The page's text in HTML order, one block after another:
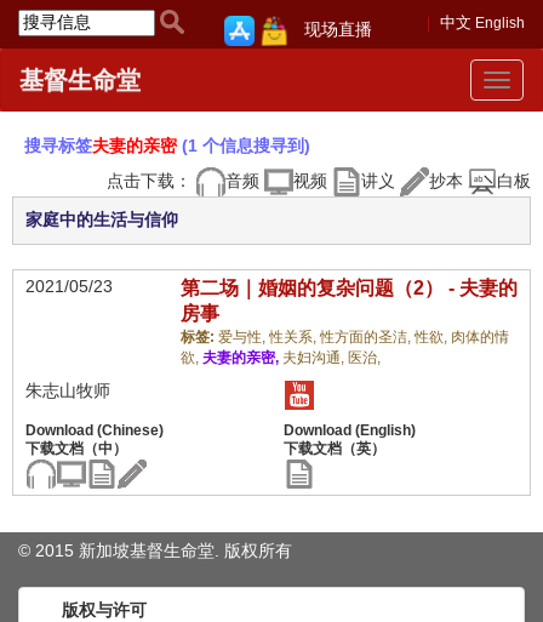
中文 English
现场直播
Toggle
基督生命堂
搜寻标签夫妻的亲密(1 个信息搜寻到)
点击下载：
音频 视频 讲义 抄本 白板
家庭中的生活与信仰
2021/05/23
第二场｜婚姻的复杂问题（2） - 夫妻的
房事
标签: 爱与性,性关系,性方面的圣洁,性欲, 肉体的情
欲, 夫妻的亲密, 夫妇沟通, 医治,
朱志山牧师
© 2015 新加坡基督生命堂. 版权所有
版权与许可